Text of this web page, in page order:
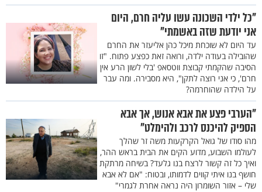
"כל ילדי השכונה עשו עליה חרם, היום
אני יודעת שזה באשמתי"
עד היום לא שוכחת מיכל כהן אליעזר את החרם
שהובילה בעודה ילדה, ורואה זאת כפצע פתוח. "זו
הסיבה שהקמתי קבוצת ווטסאפ 'בלי לשון הרע אין
חרם', כי אני רוצה לתקן", היא מסבירה. ומה עבר
על הילדה שהוחרמה?
"הערבי פצע את אבא אנוש, אך אבא
הספיק להיכנס לרכב ולהימלט"
מהו סודו של גואל הקרקעות משה זר שהלך
לעולמו השבוע, מדוע הקים את הבית בראש ההר,
ואיך כל זה קשור לרצח בנו גלעד? בשיחה מרתקת
חושף בנו איתי קווים לדמותו, ובטוח: "אם לא אבא
שלי – אזור השומרון היה נראה אחרת לגמרי"